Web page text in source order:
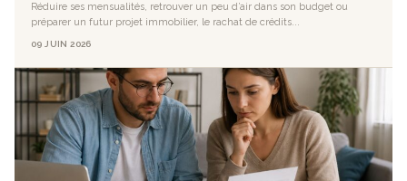
Réduire ses mensualités, retrouver un peu d’air dans son budget ou
préparer un futur projet immobilier, le rachat de crédits...
09 JUIN 2026